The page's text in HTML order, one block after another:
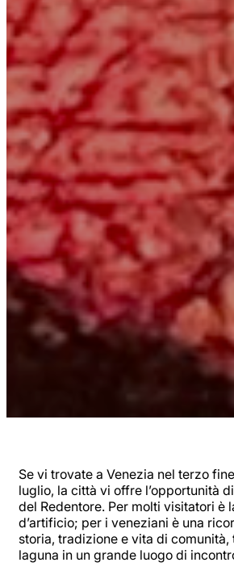
Se vi trovate a Venezia nel terzo
luglio, la città vi offre l’opportunità
del Redentore. Per molti visitatori è
d’artificio; per i veneziani è una
storia, tradizione e vita di
laguna in un grande luogo di